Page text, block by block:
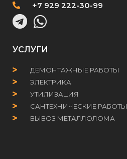
+7 929 222-30-99
УСЛУГИ
ДЕМОНТАЖНЫЕ РАБОТЫ
ЭЛЕКТРИКА
УТИЛИЗАЦИЯ
САНТЕХНИЧЕСКИЕ РАБОТЫ
ВЫВОЗ МЕТАЛЛОЛОМА